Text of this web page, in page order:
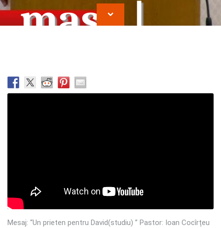
masa |
Ioan
Mesaj: “Un prieten pentru David(studiu) ” Pastor: Ioan Cocîrțeu